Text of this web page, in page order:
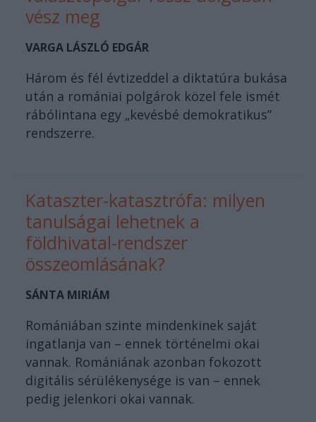
vész meg
VARGA LÁSZLÓ EDGÁR
Három és fél évtizeddel a diktatúra bukása
után a romániai polgárok közel fele ismét
rábólintana egy „kevésbé demokratikus”
rendszerre.
Kataszter-katasztrófa: milyen
tanulságai lehetnek a
földhivatal-rendszer
összeomlásának?
SÁNTA MIRIÁM
Romániában szinte mindenkinek saját
ingatlanja van – ennek történelmi okai
vannak. Romániának azonban fokozott
digitális sérülékenysége is van – ennek
pedig jelenkori okai vannak.